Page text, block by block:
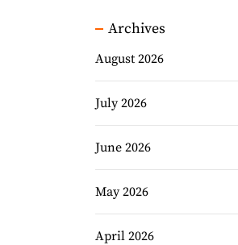
Archives
August 2026
July 2026
June 2026
May 2026
April 2026